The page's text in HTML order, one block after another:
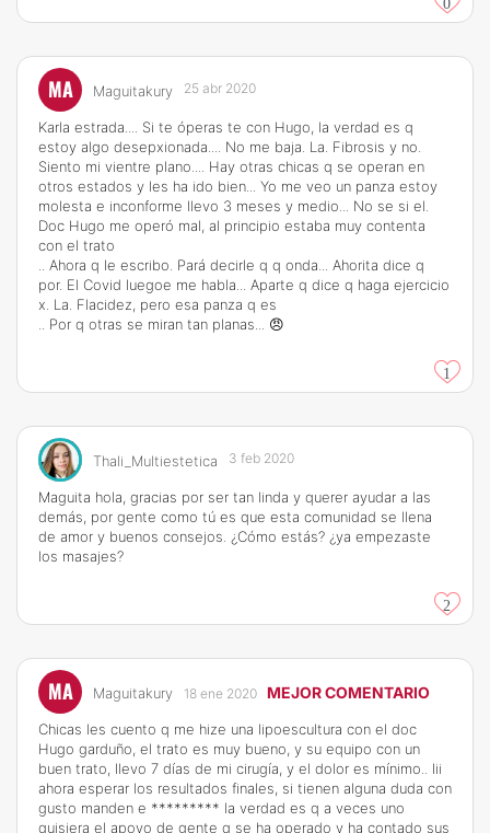
0
MA Maguitakury 25 abr 2020
Karla estrada.... Si te óperas te con Hugo, la verdad es q
estoy algo desepxionada.... No me baja. La. Fibrosis y no.
Siento mi vientre plano.... Hay otras chicas q se operan en
otros estados y les ha ido bien... Yo me veo un panza estoy
molesta e inconforme llevo 3 meses y medio... No se si el.
Doc Hugo me operó mal, al principio estaba muy contenta
con el trato
.. Ahora q le escribo. Pará decirle q q onda... Ahorita dice q
por. El Covid luegoe me habla... Aparte q dice q haga ejercicio
x. La. Flacidez, pero esa panza q es
.. Por q otras se miran tan planas... 😠
1
Thali_Multiestetica 3 feb 2020
Maguita hola, gracias por ser tan linda y querer ayudar a las
demás, por gente como tú es que esta comunidad se llena
de amor y buenos consejos. ¿Cómo estás? ¿ya empezaste
los masajes?
2
MA Maguitakury 18 ene 2020 MEJOR COMENTARIO
Chicas les cuento q me hize una lipoescultura con el doc
Hugo garduño, el trato es muy bueno, y su equipo con un
buen trato, llevo 7 días de mi cirugía, y el dolor es mínimo.. Iii
ahora esperar los resultados finales, si tienen alguna duda con
gusto manden e ********* la verdad es q a veces uno
quisiera el apoyo de gente q se ha operado y ha contado sus